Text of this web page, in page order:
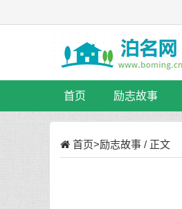
首页 励志故事
首页>励志故事 / 正文